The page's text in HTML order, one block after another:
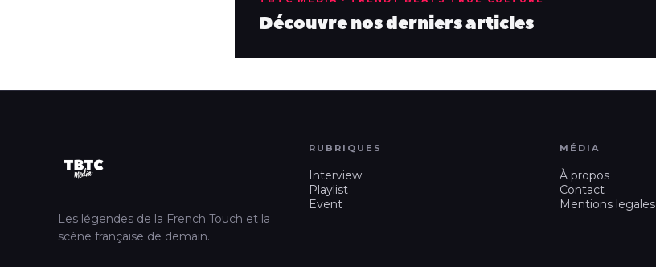
Découvre nos derniers articles
Les légendes de la French Touch et la
scène française de demain.
RUBRIQUES
Interview
Playlist
Event
MÉDIA
À propos
Contact
Mentions legales